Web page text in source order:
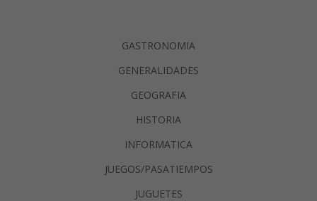
GASTRONOMIA
GENERALIDADES
GEOGRAFIA
HISTORIA
INFORMATICA
JUEGOS/PASATIEMPOS
JUGUETES